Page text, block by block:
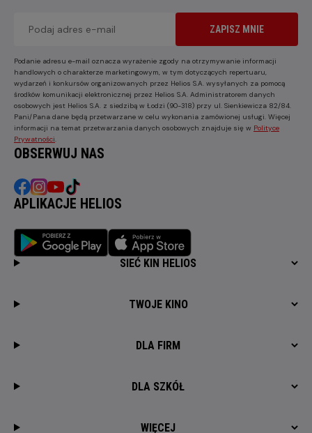
ZAPISZ MNIE
Podanie adresu e-mail oznacza wyrażenie zgody na otrzymywanie informacji
handlowych o charakterze marketingowym, w tym dotyczących repertuaru,
wydarzeń i konkursów organizowanych przez Helios S.A. wysyłanych za pomocą
środków komunikacji elektronicznej przez Helios S.A. Administratorem danych
osobowych jest Helios S.A. z siedzibą w Łodzi (90-318) przy ul. Sienkiewicza 82/84.
Pani/Pana dane będą przetwarzane w celu wykonania zamówionej usługi. Więcej
informacji na temat przetwarzania danych osobowych znajduje się w Polityce
Prywatności
OBSERWUJ NAS
APLIKACJE HELIOS
SIEĆ KIN HELIOS
TWOJE KINO
DLA FIRM
DLA SZKÓŁ
WIĘCEJ